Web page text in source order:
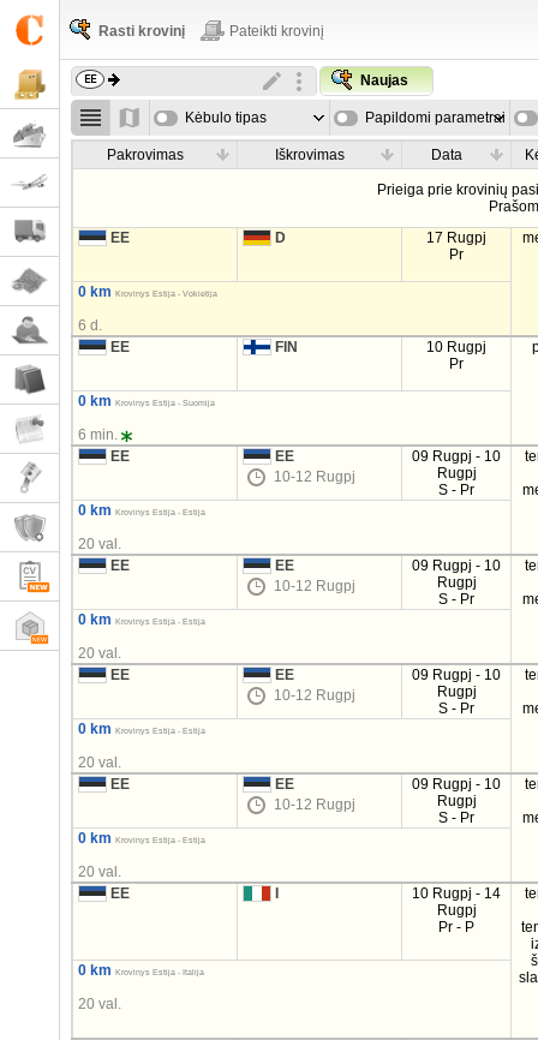
Rasti krovinį Pateikti krovinį
Naujas
Kėbulo tipas Papildomi parametrai
Pakrovimas Iškrovimas Data
Prieiga prie krovinių
EE
D
17 Rugpj
Pr
0 km Krovinys Estija - Vokietija
6 d.
EE
FIN
10 Rugpj
Pr
0 km Krovinys Estija - Suomija
6 min.
EE
EE
10-12 Rugpj
09 Rugpj - 10
Rugpj
S - Pr
0 km
Krovinys Estija - Estija
20 val.
EE
EE
10-12 Rugpj
09 Rugpj - 10
Rugpj
S - Pr
0 km
Krovinys Estija - Estija
20 val.
EE
EE
10-12 Rugpj
09 Rugpj - 10
Rugpj
S - Pr
0 km
Krovinys Estija - Estija
20 val.
EE
EE
10-12 Rugpj
09 Rugpj - 10
Rugpj
S - Pr
0 km
Krovinys Estija - Estija
20 val.
EE
10 Rugpj - 14
Rugpj
Pr - P
0 km Krovinys Estija - Italija
20 val.